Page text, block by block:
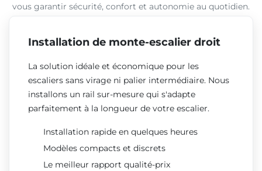
vous garantir sécurité, confort et autonomie au quotidien.
Installation de monte-escalier droit
La solution idéale et économique pour les
escaliers sans virage ni palier intermédiaire. Nous
installons un rail sur-mesure qui s'adapte
parfaitement à la longueur de votre escalier.
Installation rapide en quelques heures
Modèles compacts et discrets
Le meilleur rapport qualité-prix